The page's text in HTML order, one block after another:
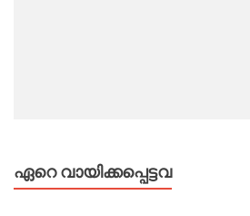
ഏറെ വായിക്കപ്പെട്ടവ